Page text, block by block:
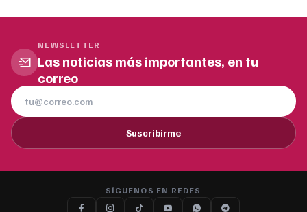
NEWSLETTER
Las noticias más importantes, en tu
correo
Suscribirme
SÍGUENOS EN REDES